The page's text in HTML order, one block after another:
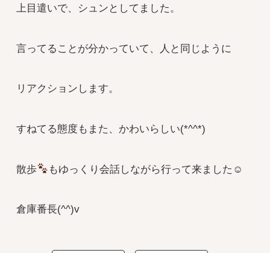
上目遣いで、シュンとしてました。
言ってることが分かっていて、人と同じように
リアクションします。
すねてる態度もまた、かわいらしい(*^^*)
散歩 もゆっくり会話しながら行って来ました☺
倉庫番長(^^)v